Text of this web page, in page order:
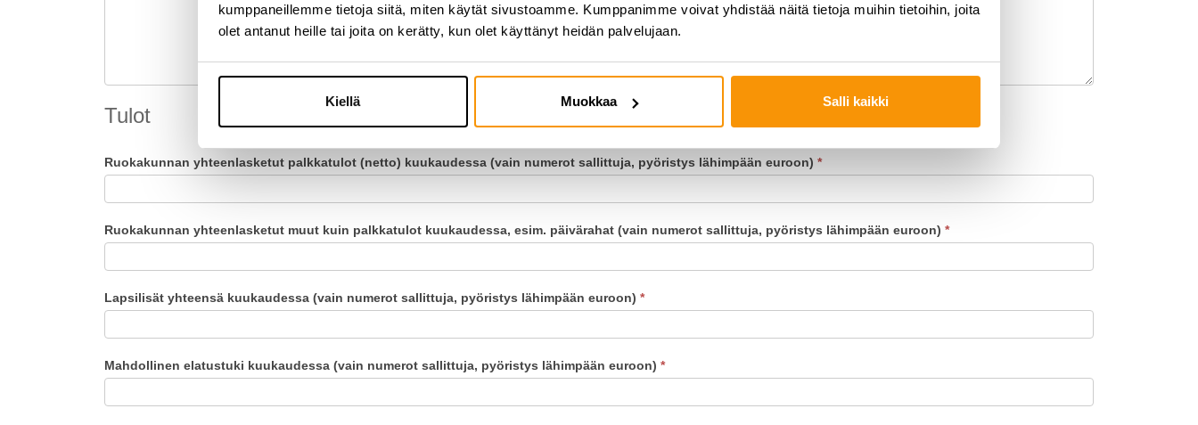
kumppaneillemme tietoja siitä, miten käytät sivustoamme. Kumppanimme voivat yhdistää näitä tietoja muihin tietoihin, joita
olet antanut heille tai joita on kerätty, kun olet käyttänyt heidän palvelujaan.
Kiellä Muokkaa Salli kaikki
Tulot
Ruokakunnan yhteenlasketut palkkatulot (netto) kuukaudessa (vain numerot sallittuja, pyöristys lähimpään euroon) *
Ruokakunnan yhteenlasketut muut kuin palkkatulot kuukaudessa, esim. päivärahat (vain numerot sallittuja, pyöristys lähimpään euroon) *
Lapsilisät yhteensä kuukaudessa (vain numerot sallittuja, pyöristys lähimpään euroon) *
Mahdollinen elatustuki kuukaudessa (vain numerot sallittuja, pyöristys lähimpään euroon) *